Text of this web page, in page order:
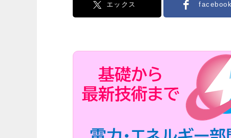
エックス facebook